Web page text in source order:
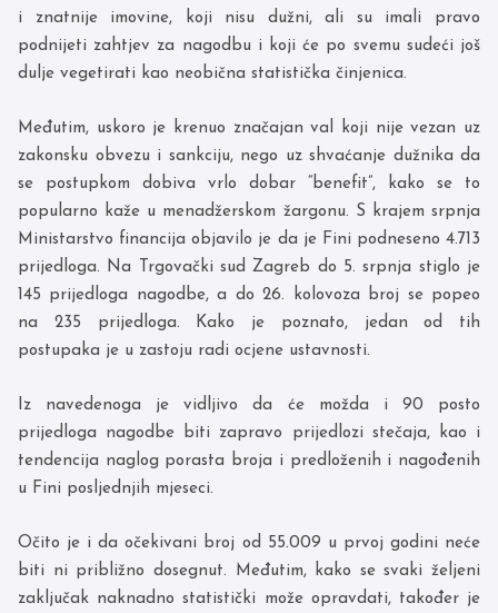
i znatnije imovine, koji nisu dužni, ali su imali pravo
podnijeti zahtjev za nagodbu i koji će po svemu sudeći još
dulje vegetirati kao neobična statistička činjenica.
Međutim, uskoro je krenuo značajan val koji nije vezan uz
zakonsku obvezu i sankciju, nego uz shvaćanje dužnika da
se postupkom dobiva vrlo dobar “benefit”, kako se to
popularno kaže u menadžerskom žargonu. S krajem srpnja
Ministarstvo financija objavilo je da je Fini podneseno 4.713
prijedloga. Na Trgovački sud Zagreb do 5. srpnja stiglo je
145 prijedloga nagodbe, a do 26. kolovoza broj se popeo
na 235 prijedloga. Kako je poznato, jedan od tih
postupaka je u zastoju radi ocjene ustavnosti.
Iz navedenoga je vidljivo da će možda i 90 posto
prijedloga nagodbe biti zapravo prijedlozi stečaja, kao i
tendencija naglog porasta broja i predloženih i nagođenih
u Fini posljednjih mjeseci.
Očito je i da očekivani broj od 55.009 u prvoj godini neće
biti ni približno dosegnut. Međutim, kako se svaki željeni
zaključak naknadno statistički može opravdati, također je